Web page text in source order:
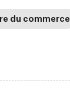
du commerce